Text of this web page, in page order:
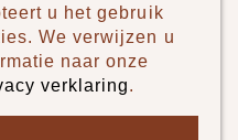
u het gebruik
We verwijzen u
naar onze
verklaring.